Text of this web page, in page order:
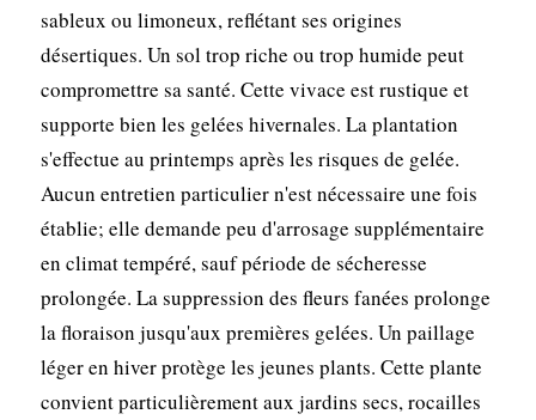
sableux ou limoneux, reflétant ses origines
désertiques. Un sol trop riche ou trop humide peut
compromettre sa santé. Cette vivace est rustique et
supporte bien les gelées hivernales. La plantation
s'effectue au printemps après les risques de gelée.
Aucun entretien particulier n'est nécessaire une fois
établie; elle demande peu d'arrosage supplémentaire
en climat tempéré, sauf période de sécheresse
prolongée. La suppression des fleurs fanées prolonge
la floraison jusqu'aux premières gelées. Un paillage
léger en hiver protège les jeunes plants. Cette plante
convient particulièrement aux jardins secs, rocailles